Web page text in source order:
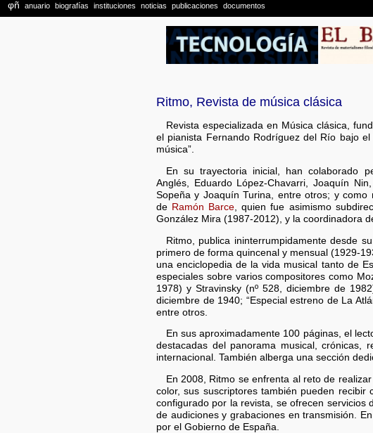
Ritmo, Revista de música clásica
Revista especializada en Música clásica,
el pianista Fernando Rodríguez del Río bajo
música”.
En su trayectoria inicial, han colaborado
Anglés, Eduardo López-Chavarri, Joaquín
Sopeña y Joaquín Turina, entre otros; y como
de Ramón Barce , quien fue asimismo
González Mira (1987-2012), y la coordinadora
Ritmo, publica ininterrumpidamente desde
primero de forma quincenal y mensual (1929-
una enciclopedia de la vida musical tanto de
especiales sobre varios compositores como
1978) y Stravinsky (nº 528, diciembre de
diciembre de 1940; “Especial estreno de La
entre otros.
En sus aproximadamente 100 páginas, el
destacadas del panorama musical, crónicas,
internacional. También alberga una sección
En 2008, Ritmo se enfrenta al reto de
color, sus suscriptores también pueden
configurado por la revista, se ofrecen
de audiciones y grabaciones en transmisión.
por el Gobierno de España.